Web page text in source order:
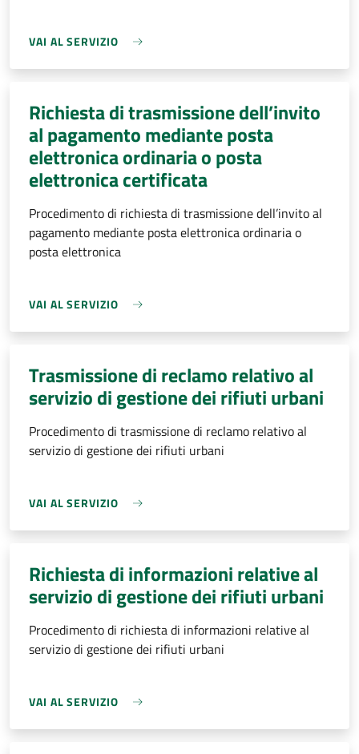
VAI AL SERVIZIO
Richiesta di trasmissione dell’invito
al pagamento mediante posta
elettronica ordinaria o posta
elettronica certificata
Procedimento di richiesta di trasmissione dell’invito al
pagamento mediante posta elettronica ordinaria o
posta elettronica
VAI AL SERVIZIO
Trasmissione di reclamo relativo al
servizio di gestione dei rifiuti urbani
Procedimento di trasmissione di reclamo relativo al
servizio di gestione dei rifiuti urbani
VAI AL SERVIZIO
Richiesta di informazioni relative al
servizio di gestione dei rifiuti urbani
Procedimento di richiesta di informazioni relative al
servizio di gestione dei rifiuti urbani
VAI AL SERVIZIO